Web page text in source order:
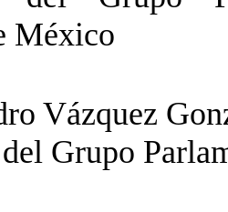
México
Vázquez
Grupo